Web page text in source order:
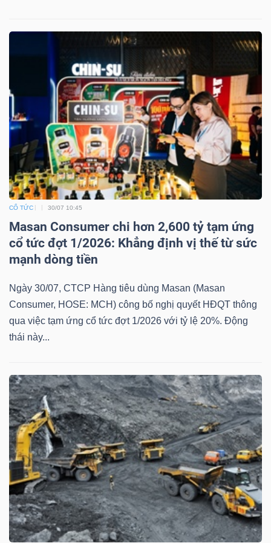
CỔ TỨC 30/07 10:45
Masan Consumer chi hơn 2,600 tỷ tạm ứng
cổ tức đợt 1/2026: Khẳng định vị thế từ sức
mạnh dòng tiền
Ngày 30/07, CTCP Hàng tiêu dùng Masan (Masan
Consumer, HOSE: MCH) công bố nghị quyết HĐQT thông
qua việc tạm ứng cổ tức đợt 1/2026 với tỷ lệ 20%. Động
thái này...